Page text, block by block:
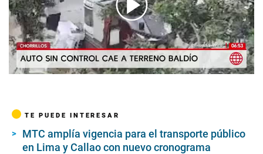
00:00/01:17
TE PUEDE INTERESAR
MTC amplía vigencia para el transporte público
en Lima y Callao con nuevo cronograma